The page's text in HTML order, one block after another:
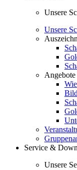
Unsere
Unsere
Service &
Unsere